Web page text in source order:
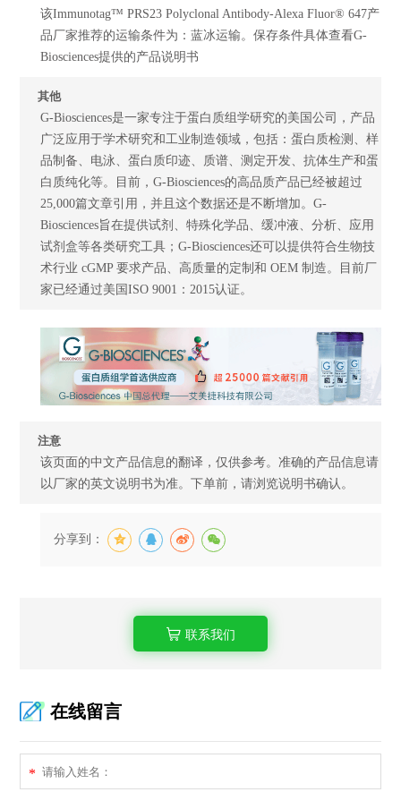
该Immunotag™ PRS23 Polyclonal Antibody-Alexa Fluor® 647产
品厂家推荐的运输条件为：蓝冰运输。保存条件具体查看G-
Biosciences提供的产品说明书
其他
G-Biosciences是一家专注于蛋白质组学研究的美国公司，产品
广泛应用于学术研究和工业制造领域，包括：蛋白质检测、样
品制备、电泳、蛋白质印迹、质谱、测定开发、抗体生产和蛋
白质纯化等。目前，G-Biosciences的高品质产品已经被超过
25,000篇文章引用，并且这个数据还是不断增加。G-
Biosciences旨在提供试剂、特殊化学品、缓冲液、分析、应用
试剂盒等各类研究工具；G-Biosciences还可以提供符合生物技
术行业 cGMP 要求产品、高质量的定制和 OEM 制造。目前厂
家已经通过美国ISO 9001：2015认证。
注意
该页面的中文产品信息的翻译，仅供参考。准确的产品信息请
以厂家的英文说明书为准。下单前，请浏览说明书确认。
分享到：
联系我们
在线留言
*